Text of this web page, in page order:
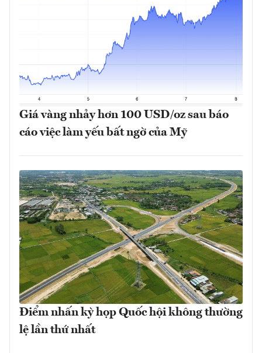
Giá vàng nhảy hơn 100 USD/oz sau báo
cáo việc làm yếu bất ngờ của Mỹ
Điểm nhấn kỳ họp Quốc hội không thường
lệ lần thứ nhất